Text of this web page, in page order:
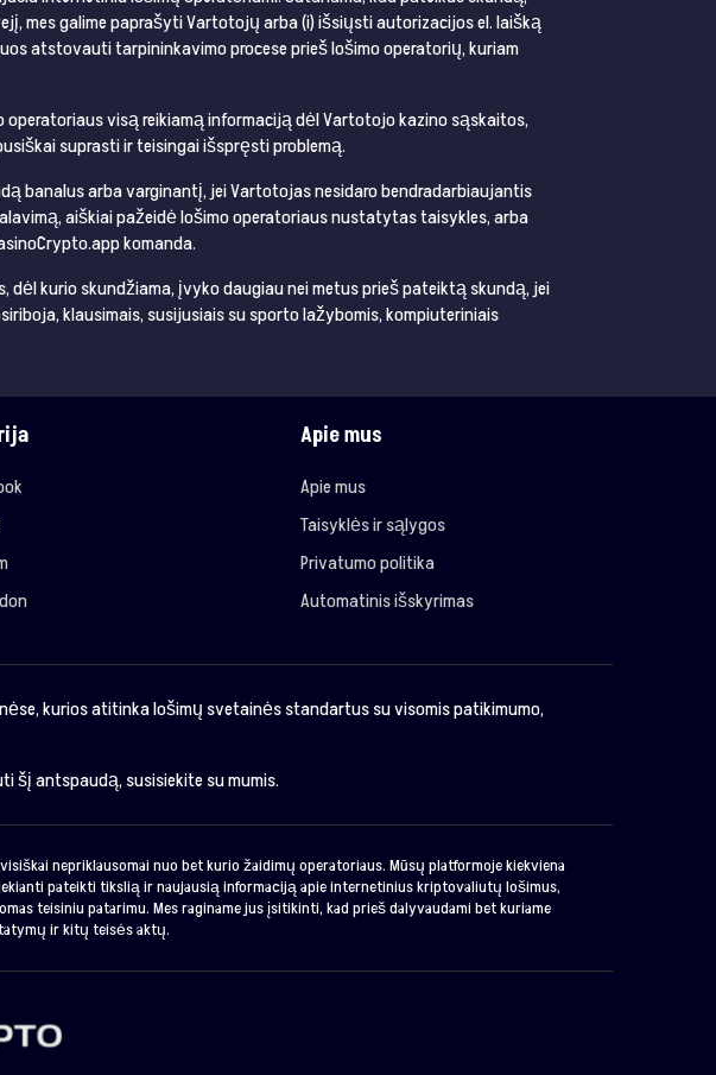
mes galime paprašyti Vartotojų arba (i) išsiųsti autorizacijos el. laišką
atstovauti tarpininkavimo procese prieš lošimo operatorių, kuriam
visą reikiamą informaciją dėl Vartotojo kazino sąskaitos,
suprasti ir teisingai išspręsti problemą.
banalus arba varginantį, jei Vartotojas nesidaro bendradarbiaujantis
aiškiai pažeidė lošimo operatoriaus nustatytas taisykles, arba
komanda.
kurio skundžiama, įvyko daugiau nei metus prieš pateiktą skundą, jei
klausimais, susijusiais su sporto lažybomis, kompiuteriniais
Apie mus
Apie mus
Taisyklės ir sąlygos
Privatumo politika
Automatinis išskyrimas
kurios atitinka lošimų svetainės standartus su visomis patikimumo,
šį antspaudą, susisiekite su mumis.
nepriklausomai nuo bet kurio žaidimų operatoriaus. Mūsų platformoje kiekviena
pateikti tikslią ir naujausią informaciją apie internetinius kriptovaliutų lošimus,
teisiniu patarimu. Mes raginame jus įsitikinti, kad prieš dalyvaudami bet kuriame
ir kitų teisės aktų.